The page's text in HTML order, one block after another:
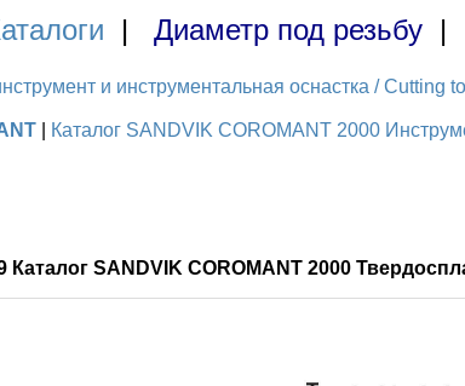
| Диаметр под резьбу |
и инструментальная оснастка / Cutting
Каталог SANDVIK COROMANT 2000
Каталог SANDVIK COROMANT 2000